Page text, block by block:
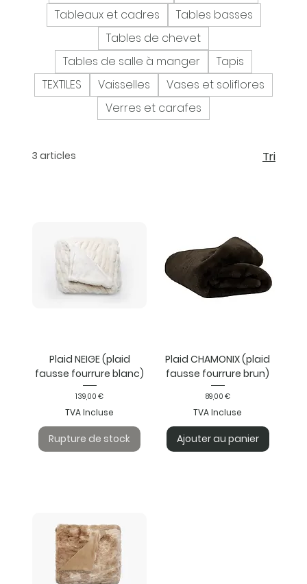
Tableaux et cadres
Tables basses
Tables de chevet
Tables de salle à manger
Tapis
TEXTILES
Vaisselles
Vases et soliflores
Verres et carafes
3 articles Tri
Plaid NEIGE (plaid
fausse fourrure blanc)
Prix
139,00 €
TVA Incluse
Rupture de stock
Plaid CHAMONIX (plaid
fausse fourrure brun)
Prix
89,00 €
TVA Incluse
Ajouter au panier